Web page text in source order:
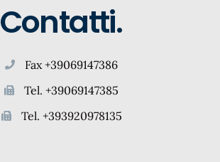
Contatti.
Fax +39069147386
Tel. +39069147385
Tel. +393920978135